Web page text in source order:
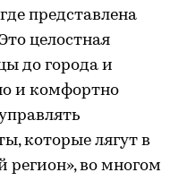
представлена
целостная
до города и
и комфортно
которые лягут в
во многом